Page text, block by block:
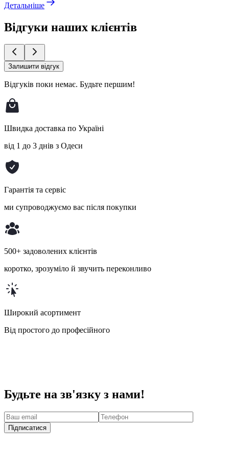
Детальніше
Відгуки наших клієнтів
Залишити відгук
Відгуків поки немає. Будьте першим!
Швидка доставка по Україні
від 1 до 3 днів з Одеси
Гарантія та сервіс
ми супроводжуємо вас після покупки
500+ задоволених клієнтів
коротко, зрозуміло й звучить переконливо
Широкий асортимент
Від простого до професійного
Будьте на зв'язку з нами!
Підписатися